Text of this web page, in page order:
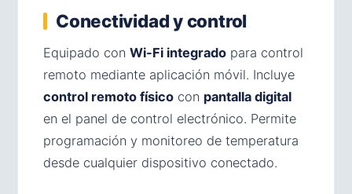
Conectividad y control
Equipado con Wi-Fi integrado para control
remoto mediante aplicación móvil. Incluye
control remoto físico con pantalla digital
en el panel de control electrónico. Permite
programación y monitoreo de temperatura
desde cualquier dispositivo conectado.